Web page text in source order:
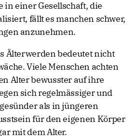
in einer Gesellschaft, die
fällt es manchen schwer,
anzunehmen.
Älterwerden bedeutet nicht
Viele Menschen achten
Alter bewusster auf ihre
sich regelmässiger und
als in jüngeren
für den eigenen Körper
mit dem Alter.